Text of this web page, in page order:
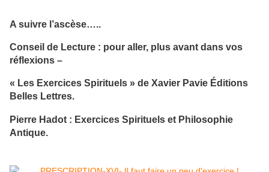
A suivre l’ascèse…..
Conseil de Lecture : pour aller, plus avant dans vos
réflexions –
« Les Exercices Spirituels » de Xavier Pavie Éditions
Belles Lettres.
Pierre Hadot : Exercices Spirituels et Philosophie
Antique.